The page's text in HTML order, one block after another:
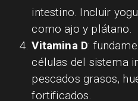
intestino. Incluir
como ajo y plátano.
Vitamina D:
células del sistema
pescados grasos,
fortificados.